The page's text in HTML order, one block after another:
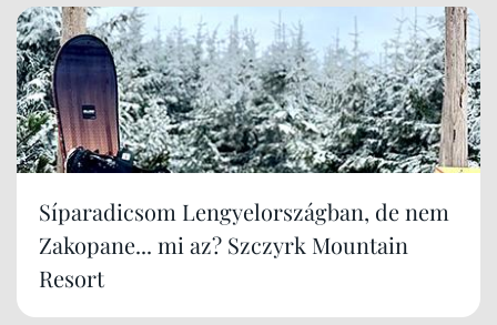
Síparadicsom Lengyelországban, de nem
Zakopane... mi az? Szczyrk Mountain
Resort